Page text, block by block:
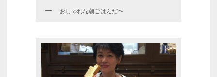
おしゃれな朝ごはんだ〜